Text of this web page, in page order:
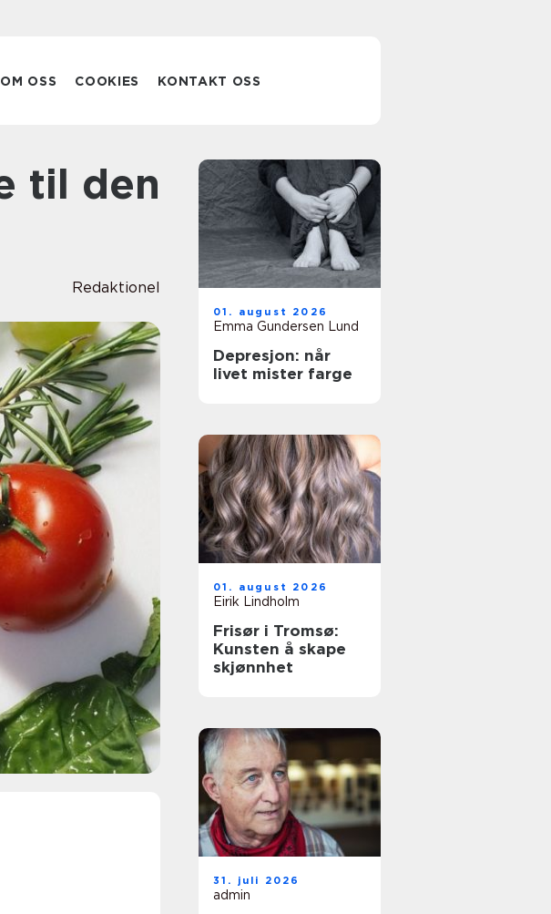
OM OSS COOKIES KONTAKT OSS
Redaktionel
01. august 2026
Emma Gundersen Lund
Depresjon: når
livet mister farge
01. august 2026
Eirik Lindholm
Frisør i Tromsø:
Kunsten å skape
skjønnhet
31. juli 2026
admin